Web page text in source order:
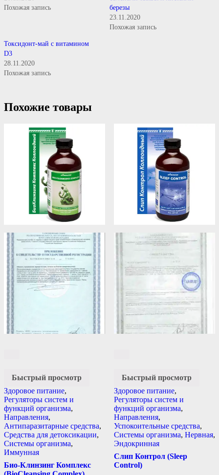
Похожая запись
березы
23.11.2020
Похожая запись
Токсидонт-май с витамином
D3
28.11.2020
Похожая запись
Похожие товары
Быстрый просмотр
Здоровое питание,
Регуляторы систем и
функций организма,
Направления,
Антипаразитарные средства,
Средства для детоксикации,
Системы организма,
Иммунная
Био-Клинзинг Комплекс
Быстрый просмотр
Здоровое питание,
Регуляторы систем и
функций организма,
Направления,
Успокоительные средства,
Системы организма, Нервная,
Эндокринная
Слип Контрол (Sleep
Control)